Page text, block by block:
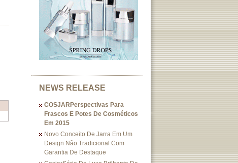
NEWS RELEASE
COSJARPerspectivas Para
Frascos E Potes De Cosméticos
Em 2015
Novo Conceito De Jarra Em Um
Design Não Tradicional Com
Garantia De Destaque